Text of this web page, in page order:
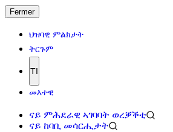
Fermer
ህዝባዊ ምልክታት
ትርጉም
TI
መእተዊ
ናይ ምሕደራዊ ኣገባባት ወረቓቕቲ
ናይ ከባቢ መሳርሒታት